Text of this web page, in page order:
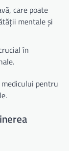
care poate
mentale și
în
pentru